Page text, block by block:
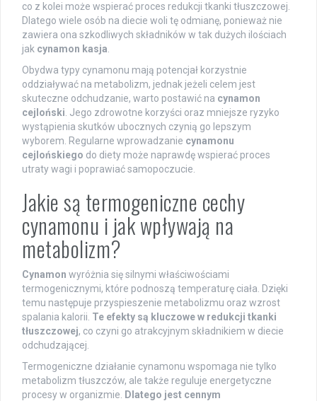
co z kolei może wspierać proces redukcji tkanki tłuszczowej.
Dlatego wiele osób na diecie woli tę odmianę, ponieważ nie
zawiera ona szkodliwych składników w tak dużych ilościach
jak cynamon kasja
Obydwa typy cynamonu mają potencjał korzystnie
oddziaływać na metabolizm, jednak jeżeli celem jest
skuteczne odchudzanie, warto postawić na cynamon
cejloński . Jego zdrowotne korzyści oraz mniejsze ryzyko
wystąpienia skutków ubocznych czynią go lepszym
wyborem. Regularne wprowadzanie cynamonu
cejlońskiego do diety może naprawdę wspierać proces
utraty wagi i poprawiać samopoczucie.
Jakie są termogeniczne cechy
cynamonu i jak wpływają na
metabolizm?
Cynamon wyróżnia się silnymi właściwościami
termogenicznymi, które podnoszą temperaturę ciała. Dzięki
temu następuje przyspieszenie metabolizmu oraz wzrost
spalania kalorii. Te efekty są kluczowe w redukcji tkanki
tłuszczowej, co czyni go atrakcyjnym składnikiem w diecie
odchudzającej.
Termogeniczne działanie cynamonu wspomaga nie tylko
metabolizm tłuszczów, ale także reguluje energetyczne
procesy w organizmie.
Dlatego jest cennym